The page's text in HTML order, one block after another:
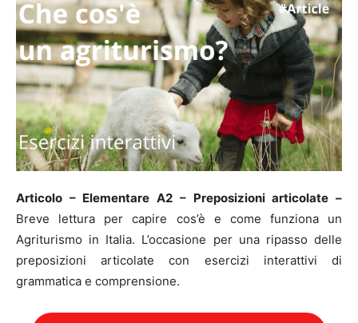
Articolo – Elementare A2 – Preposizioni articolate –
Breve lettura per capire cos’è e come funziona un
Agriturismo in Italia. L’occasione per una ripasso delle
preposizioni articolate con esercizi interattivi di
grammatica e comprensione.